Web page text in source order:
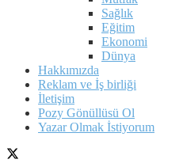
Sağlık
Eğitim
Ekonomi
Dünya
Hakkımızda
Reklam ve İş birliği
İletişim
Pozy Gönüllüsü Ol
Yazar Olmak İstiyorum